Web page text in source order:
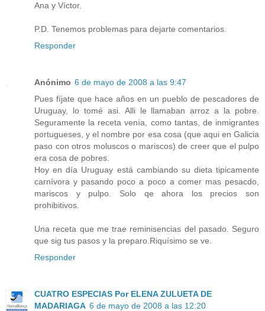
Ana y Víctor.
P.D. Tenemos problemas para dejarte comentarios.
Responder
Anónimo 6 de mayo de 2008 a las 9:47
Pues fíjate que hace años en un pueblo de pescadores de
Uruguay, lo tomé asi. Alli le llamaban arroz a la pobre.
Seguramente la receta venía, como tantas, de inmigrantes
portugueses, y el nombre por esa cosa (que aqui en Galicia
paso con otros moluscos o mariscos) de creer que el pulpo
era cosa de pobres.
Hoy en día Uruguay está cambiando su dieta tipicamente
carnívora y pasando poco a poco a comer mas pesacdo,
mariscos y pulpo. Solo qe ahora los precios son
prohibitivos.
Una receta que me trae reminisencias del pasado. Seguro
que sig tus pasos y la preparo.Riquísimo se ve.
Responder
CUATRO ESPECIAS Por ELENA ZULUETA DE
MADARIAGA 6 de mayo de 2008 a las 12:20